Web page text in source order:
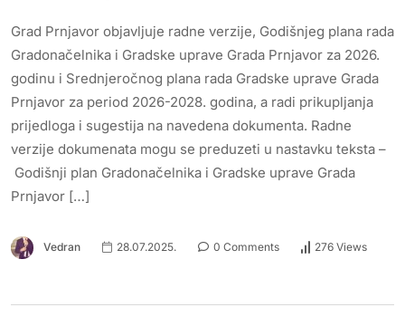
Grad Prnjavor objavljuje radne verzije, Godišnjeg plana rada
Gradonačelnika i Gradske uprave Grada Prnjavor za 2026.
godinu i Srednjeročnog plana rada Gradske uprave Grada
Prnjavor za period 2026-2028. godina, a radi prikupljanja
prijedloga i sugestija na navedena dokumenta. Radne
verzije dokumenata mogu se preduzeti u nastavku teksta –
Godišnji plan Gradonačelnika i Gradske uprave Grada
Prnjavor […]
Vedran 28.07.2025. 0 Comments 276 Views